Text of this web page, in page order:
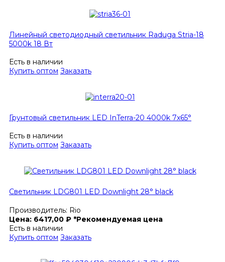
Линейный светодиодный светильник Raduga Stria-18
5000k 18 Вт
Есть в наличии
Купить оптом Заказать
Грунтовый светильник LED InTerra-20 4000k 7x65°
Есть в наличии
Купить оптом Заказать
Светильник LDG801 LED Downlight 28° black
Производитель: Rio
Цена: 6417,00 ₽ *Рекомендуемая цена
Есть в наличии
Купить оптом Заказать